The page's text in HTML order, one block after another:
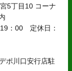
5丁目10 コーナ
：00 定休日：
ポ川口安行店駐